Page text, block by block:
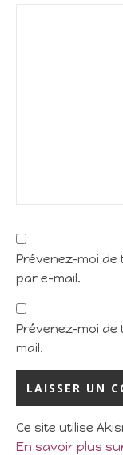
Prévenez-moi
par e-mail.
Prévenez-moi
mail.
Ce site utilise
En savoir plus